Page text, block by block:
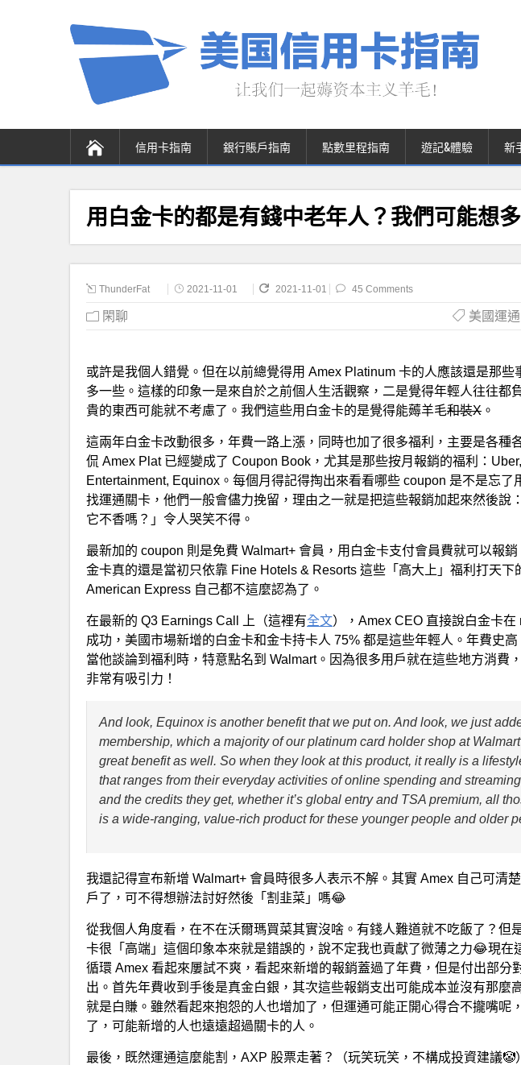
信用卡指南 銀行賬戶指南 點數里程指南 遊記&體驗 新
用白金卡的都是有錢中老年人？我們可能想多
ThunderFat 2021-11-01 2021-11-01 45 Comments
閑聊 美國運
或許是我個人錯覺。但在以前總覺得用 Amex Platinum 卡的人應該還是那些
多一些。這樣的印象一是來自於之前個人生活觀察，二是覺得年輕人往往都
貴的東西可能就不考慮了。我們這些用白金卡的是覺得能薅羊毛和裝X 。
這兩年白金卡改動很多，年費一路上漲，同時也加了很多福利，主要是各種
侃 Amex Plat 已經變成了 Coupon Book，尤其是那些按月報銷的福利：
Entertainment, Equinox。每個月得記得掏出來看看哪些 coupon 是不是忘了
找運通關卡，他們一般會儘力挽留，理由之一就是把這些報銷加起來然後說
它不香嗎？」令人哭笑不得。
最新加的 coupon 則是免費 Walmart+ 會員，用白金卡支付會員費就可以報
金卡真的還是當初只依靠 Fine Hotels & Resorts 這些「高大上」福利打天下
American Express 自己都不這麼認為了。
在最新的 Q3 Earnings Call 上（這裡有全文），Amex CEO 直接說白金卡
成功，美國市場新增的白金卡和金卡持卡人 75% 都是這些年輕人。年費史高
當他談論到福利時，特意點名到 Walmart。因為很多用戶就在這些地方消費
非常有吸引力！
And look, Equinox is another benefit that we put on. And look, we just
membership, which a majority of our platinum card holder shop at
great benefit as well. So when they look at this product, it really is a
that ranges from their everyday activities of online spending and
and the credits they get, whether it’s global entry and TSA premium, all
is a wide-ranging, value-rich product for these younger people and older
我還記得宣布新增 Walmart+ 會員時很多人表示不解。其實 Amex 自己可清
戶了，可不得想辦法討好然後「割韭菜」嗎😂
從我個人角度看，在不在沃爾瑪買菜其實沒啥。有錢人難道就不吃飯了？但
卡很「高端」這個印象本來就是錯誤的，說不定我也貢獻了微薄之力😂現在
循環 Amex 看起來屢試不爽，看起來新增的報銷蓋過了年費，但是付出部分
出。首先年費收到手後是真金白銀，其次這些報銷支出可能成本並沒有那麼
就是白賺。雖然看起來抱怨的人也增加了，但運通可能正開心得合不攏嘴呢
了，可能新增的人也遠遠超過關卡的人。
最後，既然運通這麼能割，AXP 股票走著？（玩笑玩笑，不構成投資建議🤡）